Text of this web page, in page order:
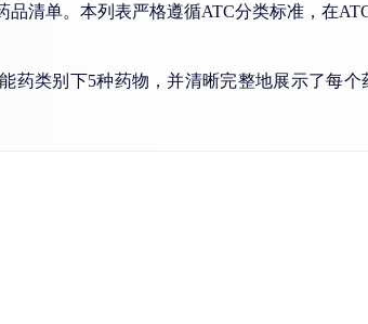
清单。本列表严格遵循ATC分类标准，在
药类别下5种药物，并清晰完整地展示了每